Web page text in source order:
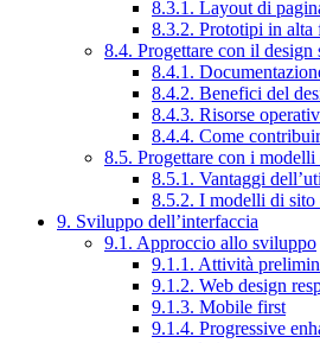
8.3.1. Layout di
8.3.2. Prototipi in alta
8.4. Progettare con il design
8.4.1.
8.4.2. Benefici del
8.4.3. Risorse
8.4.4. Come
8.5. Progettare con i
8.5.1. Vantaggi
8.5.2. I modelli di
9. Sviluppo dell’interfaccia
9.1. Approccio allo sviluppo
9.1.1. Attività
9.1.2. Web design
9.1.3. Mobile first
9.1.4. Progressive